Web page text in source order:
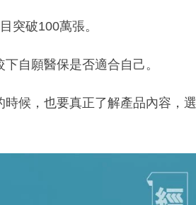
突破100萬張。
自願醫保是否適合自己。
候，也要真正了解產品內容，選